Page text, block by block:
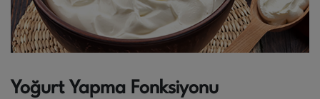
Yoğurt Yapma Fonksiyonu